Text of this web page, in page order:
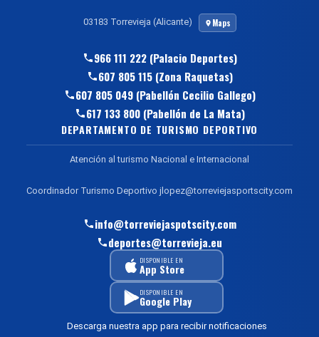
03183 Torrevieja (Alicante) Maps
966 111 222 (Palacio Deportes)
607 805 115 (Zona Raquetas)
607 805 049 (Pabellón Cecilio Gallego)
617 133 800 (Pabellón de La Mata)
DEPARTAMENTO DE TURISMO DEPORTIVO
Atención al turismo Nacional e Internacional
Coordinador Turismo Deportivo jlopez@torreviejasportscity.com
info@torreviejaspotscity.com
deportes@torrevieja.eu
DISPONIBLE EN
App Store
DISPONIBLE EN
Google Play
Descarga nuestra app para recibir notificaciones